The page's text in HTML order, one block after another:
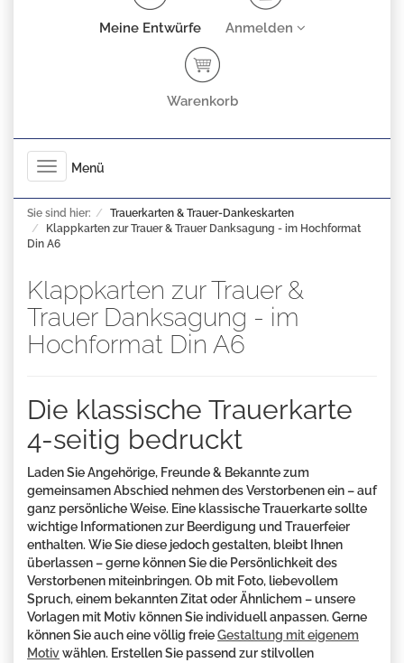
Meine Entwürfe Anmelden
Warenkorb
Toggle
navigation
Menü
Sie sind hier:
Trauerkarten & Trauer-Dankeskarten
Klappkarten zur Trauer & Trauer Danksagung - im Hochformat
Din A6
Klappkarten zur Trauer &
Trauer Danksagung - im
Hochformat Din A6
Die klassische Trauerkarte
4-seitig bedruckt
Laden Sie Angehörige, Freunde & Bekannte zum
gemeinsamen Abschied nehmen des Verstorbenen ein – auf
ganz persönliche Weise. Eine klassische Trauerkarte sollte
wichtige Informationen zur Beerdigung und Trauerfeier
enthalten. Wie Sie diese jedoch gestalten, bleibt Ihnen
überlassen – gerne können Sie die Persönlichkeit des
Verstorbenen miteinbringen. Ob mit Foto, liebevollem
Spruch, einem bekannten Zitat oder Ähnlichem – unsere
Vorlagen mit Motiv können Sie individuell anpassen. Gerne
können Sie auch eine völlig freieGestaltung mit eigenem
Motivwählen. Erstellen Sie passend zur stilvollen